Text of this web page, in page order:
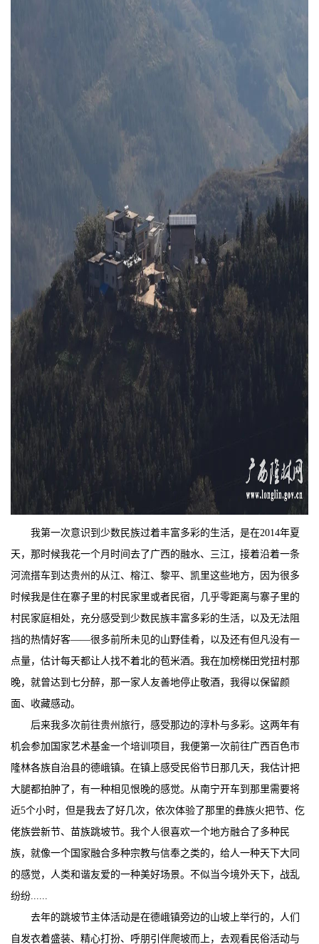
我第一次意识到少数民族过着丰富多彩的生活，是在2014年夏
天，那时候我花一个月时间去了广西的融水、三江，接着沿着一条
河流搭车到达贵州的从江、榕江、黎平、凯里这些地方，因为很多
时候我是住在寨子里的村民家里或者民宿，几乎零距离与寨子里的
村民家庭相处，充分感受到少数民族丰富多彩的生活，以及无法阻
挡的热情好客——很多前所未见的山野佳肴，以及还有但凡没有一
点量，估计每天都让人找不着北的苞米酒。我在加榜梯田党扭村那
晚，就曾达到七分醉，那一家人友善地停止敬酒，我得以保留颜
面、收藏感动。
后来我多次前往贵州旅行，感受那边的淳朴与多彩。这两年有
机会参加国家艺术基金一个培训项目，我便第一次前往广西百色市
隆林各族自治县的德峨镇。在镇上感受民俗节日那几天，我估计把
大腿都拍肿了，有一种相见恨晚的感觉。从南宁开车到那里需要将
近5个小时，但是我去了好几次，依次体验了那里的彝族火把节、仡
佬族尝新节、苗族跳坡节。我个人很喜欢一个地方融合了多种民
族，就像一个国家融合多种宗教与信奉之类的，给人一种天下大同
的感觉，人类和谐友爱的一种美好场景。不似当今境外天下，战乱
纷纷......
去年的跳坡节主体活动是在德峨镇旁边的山坡上举行的，人们
自发衣着盛装、精心打扮、呼朋引伴爬坡而上，去观看民俗活动与